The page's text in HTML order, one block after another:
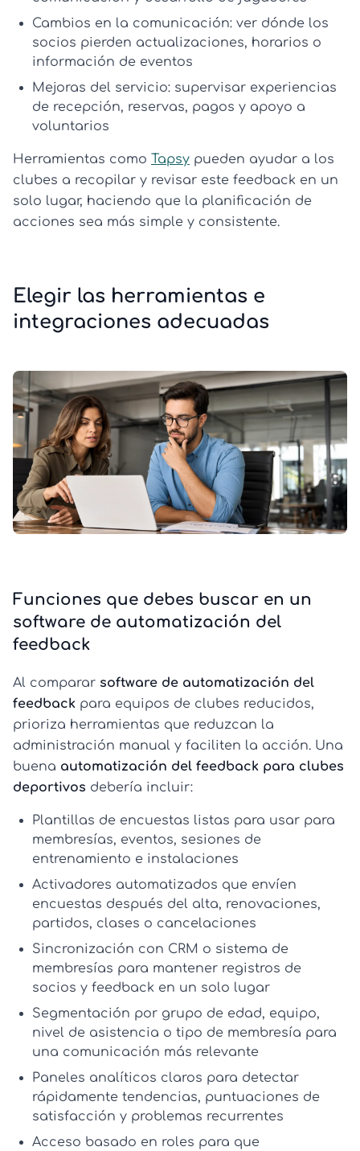
Cambios en la comunicación: ver dónde los
socios pierden actualizaciones, horarios o
información de eventos
Mejoras del servicio: supervisar experiencias
de recepción, reservas, pagos y apoyo a
voluntarios
Herramientas como Tapsy pueden ayudar a los
clubes a recopilar y revisar este feedback en un
solo lugar, haciendo que la planificación de
acciones sea más simple y consistente.
Elegir las herramientas e
integraciones adecuadas
Funciones que debes buscar en un
software de automatización del
feedback
Al comparar software de automatización del
feedback para equipos de clubes reducidos,
prioriza herramientas que reduzcan la
administración manual y faciliten la acción. Una
buena automatización del feedback para clubes
deportivos debería incluir:
Plantillas de encuestas listas para usar para
membresías, eventos, sesiones de
entrenamiento e instalaciones
Activadores automatizados que envíen
encuestas después del alta, renovaciones,
partidos, clases o cancelaciones
Sincronización con CRM o sistema de
membresías para mantener registros de
socios y feedback en un solo lugar
Segmentación por grupo de edad, equipo,
nivel de asistencia o tipo de membresía para
una comunicación más relevante
Paneles analíticos claros para detectar
rápidamente tendencias, puntuaciones de
satisfacción y problemas recurrentes
Acceso basado en roles para que